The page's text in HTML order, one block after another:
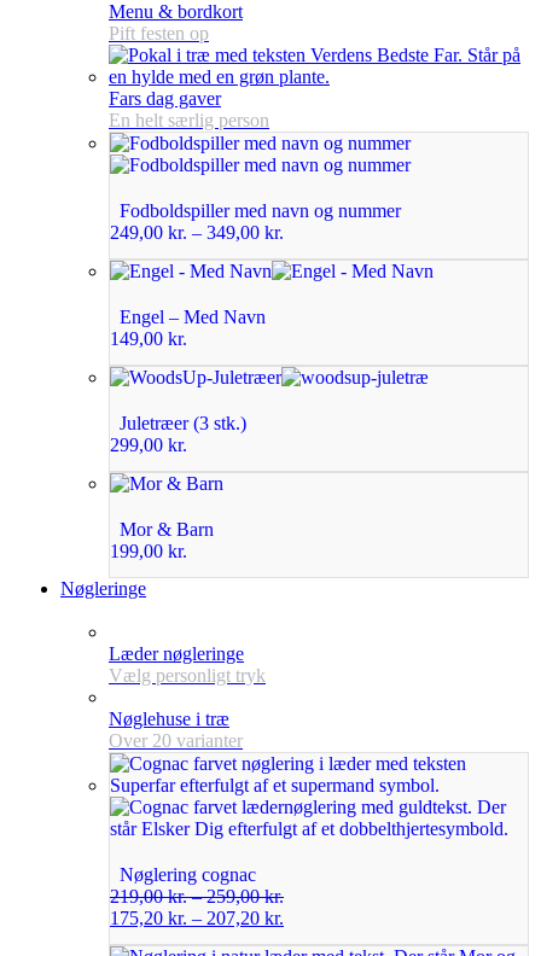
Menu & bordkort
Pift festen op
Fars dag gaver
En helt særlig person
Fodboldspiller med navn og nummer
249,00 kr. – 349,00 kr.
Engel – Med Navn
149,00 kr.
Juletræer (3 stk.)
299,00 kr.
Mor & Barn
199,00 kr.
Nøgleringe
Læder nøgleringe
Vælg personligt tryk
Nøglehuse i træ
Over 20 varianter
Nøglering cognac
219,00kr.–259,00kr.
175,20 kr. – 207,20 kr.